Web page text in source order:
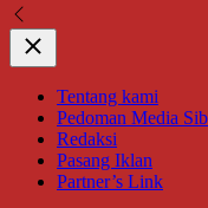
Close
Tentang kami
Pedoman Media
Redaksi
Pasang Iklan
Partner’s Link